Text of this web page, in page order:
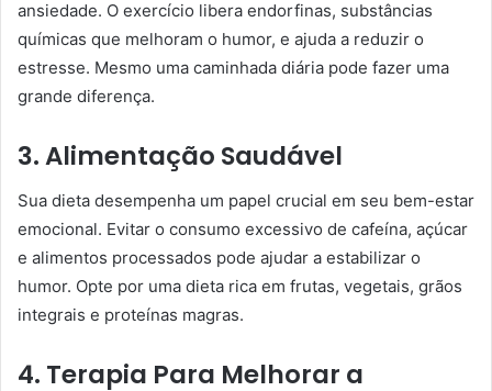
ansiedade. O exercício libera endorfinas, substâncias
químicas que melhoram o humor, e ajuda a reduzir o
estresse. Mesmo uma caminhada diária pode fazer uma
grande diferença.
3. Alimentação Saudável
Sua dieta desempenha um papel crucial em seu bem-estar
emocional. Evitar o consumo excessivo de cafeína, açúcar
e alimentos processados pode ajudar a estabilizar o
humor. Opte por uma dieta rica em frutas, vegetais, grãos
integrais e proteínas magras.
4. Terapia Para Melhorar a